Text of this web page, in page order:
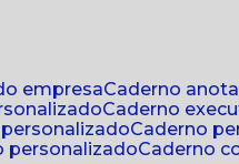
empresa
caderno
caderno
personalizado
caderno
personalizado
caderno